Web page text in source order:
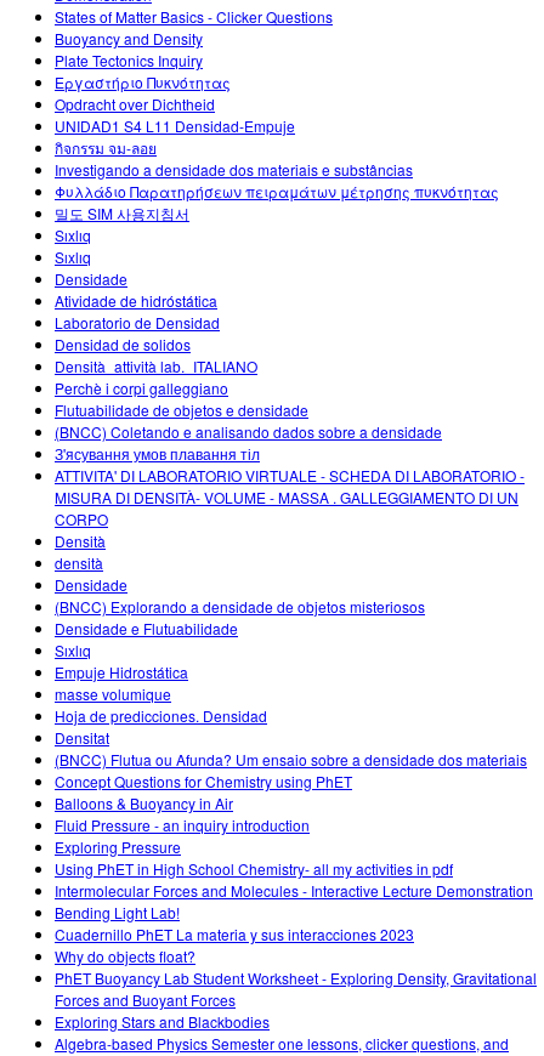
States of Matter Basics - Clicker Questions
Buoyancy and Density
Plate Tectonics Inquiry
Εργαστήριο Πυκνότητας
Opdracht over Dichtheid
UNIDAD1 S4 L11 Densidad-Empuje
กิจกรรม จม-ลอย
Investigando a densidade dos materiais e substâncias
Φυλλάδιο Παρατηρήσεων πειραμάτων μέτρησης πυκνότητας
밀도 SIM 사용지침서
Sıxlıq
Sıxlıq
Densidade
Atividade de hidróstática
Laboratorio de Densidad
Densidad de solidos
Densità_attività lab._ITALIANO
Perchè i corpi galleggiano
Flutuabilidade de objetos e densidade
(BNCC) Coletando e analisando dados sobre a densidade
З'ясування умов плавання тіл
ATTIVITA' DI LABORATORIO VIRTUALE - SCHEDA DI LABORATORIO -
MISURA DI DENSITÀ- VOLUME - MASSA . GALLEGGIAMENTO DI UN
CORPO
Densità
densità
Densidade
(BNCC) Explorando a densidade de objetos misteriosos
Densidade e Flutuabilidade
Sıxlıq
Empuje Hidrostática
masse volumique
Hoja de predicciones. Densidad
Densitat
(BNCC) Flutua ou Afunda? Um ensaio sobre a densidade dos materiais
Concept Questions for Chemistry using PhET
Balloons & Buoyancy in Air
Fluid Pressure - an inquiry introduction
Exploring Pressure
Using PhET in High School Chemistry- all my activities in pdf
Intermolecular Forces and Molecules - Interactive Lecture Demonstration
Bending Light Lab!
Cuadernillo PhET La materia y sus interacciones 2023
Why do objects float?
PhET Buoyancy Lab Student Worksheet - Exploring Density, Gravitational
Forces and Buoyant Forces
Exploring Stars and Blackbodies
Algebra-based Physics Semester one lessons, clicker questions, and